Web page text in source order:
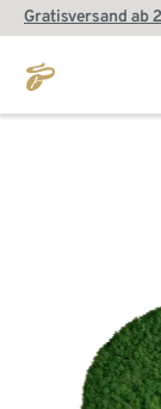
Gratisversand ab